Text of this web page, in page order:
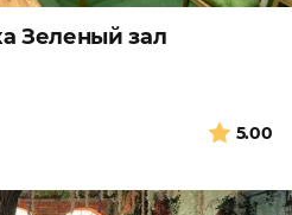
Зеленый зал
5.00